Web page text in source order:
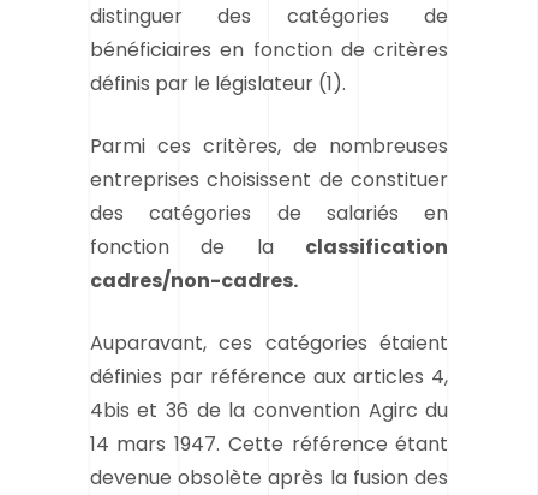
distinguer des catégories de
bénéficiaires en fonction de critères
définis par le législateur (1).
Parmi ces critères, de nombreuses
entreprises choisissent de constituer
des catégories de salariés en
fonction de la classification
cadres/non-cadres.
Auparavant, ces catégories étaient
définies par référence aux articles 4,
4bis et 36 de la convention Agirc du
14 mars 1947. Cette référence étant
devenue obsolète après la fusion des